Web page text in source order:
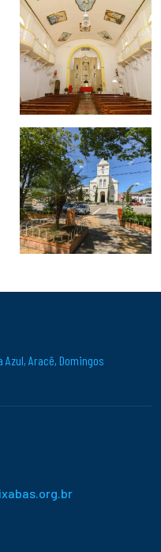
Azul, Aracê, Domingos